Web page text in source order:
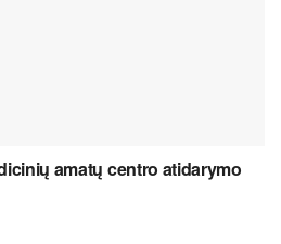
amatų centro atidarymo